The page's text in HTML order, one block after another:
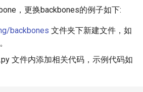
，更换backbones的例子如下:
backbones 文件夹下新建文件，如
文件内添加相关代码，示例代码如